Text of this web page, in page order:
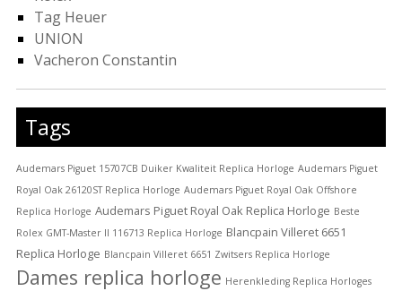
Tag Heuer
UNION
Vacheron Constantin
Tags
Audemars Piguet 15707CB Duiker Kwaliteit Replica Horloge Audemars Piguet
Royal Oak 26120ST Replica Horloge Audemars Piguet Royal Oak Offshore
Replica Horloge Audemars Piguet Royal Oak Replica Horloge Beste
Rolex GMT-Master II 116713 Replica Horloge Blancpain Villeret 6651
Replica Horloge Blancpain Villeret 6651 Zwitsers Replica Horloge
Dames replica horloge Herenkleding Replica Horloges